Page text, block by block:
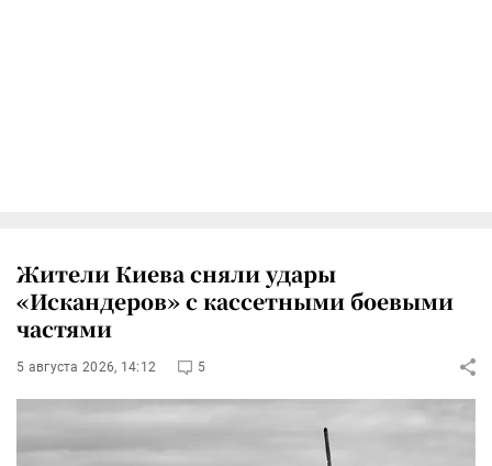
Жители Киева сняли удары
«Искандеров» с кассетными боевыми
частями
5 августа 2026, 14:12 5